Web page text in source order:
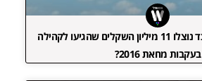
תקציב המטוס – כיצד נוצלו 11 מיליון השקלים שהגיעו לקהילה
בעקבות מחאת 2016?